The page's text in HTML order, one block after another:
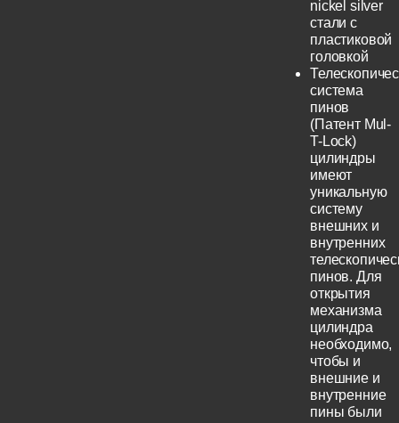
nickel silver
стали с
пластиковой
головкой
система
пинов
(Патент Mul-
T-Lock)
цилиндры
имеют
уникальную
систему
внешних и
внутренних
пинов. Для
открытия
механизма
цилиндра
необходимо,
чтобы и
внешние и
внутренние
пины были